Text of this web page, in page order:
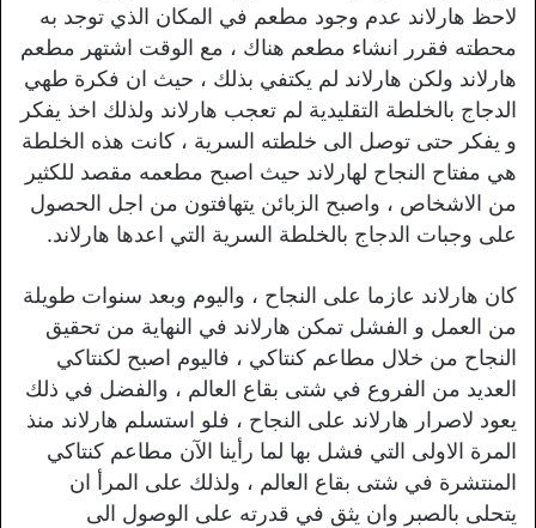
لاحظ هارلاند عدم وجود مطعم في المكان الذي توجد به
محطته فقرر انشاء مطعم هناك ، مع الوقت اشتهر مطعم
هارلاند ولكن هارلاند لم يكتفي بذلك ، حيث ان فكرة طهي
الدجاج بالخلطة التقليدية لم تعجب هارلاند ولذلك اخذ يفكر
و يفكر حتى توصل الى خلطته السرية ، كانت هذه الخلطة
هي مفتاح النجاح لهارلاند حيث اصبح مطعمه مقصد للكثير
من الاشخاص ، واصبح الزبائن يتهافتون من اجل الحصول
على وجبات الدجاج بالخلطة السرية التي اعدها هارلاند.
كان هارلاند عازما على النجاح ، واليوم وبعد سنوات طويلة
من العمل و الفشل تمكن هارلاند في النهاية من تحقيق
النجاح من خلال مطاعم كنتاكي ، فاليوم اصبح لكنتاكي
العديد من الفروع في شتى بقاع العالم ، والفضل في ذلك
يعود لاصرار هارلاند على النجاح ، فلو استسلم هارلاند منذ
المرة الاولى التي فشل بها لما رأينا الآن مطاعم كنتاكي
المنتشرة في شتى بقاع العالم ، ولذلك على المرأ ان
يتحلى بالصبر وان يثق في قدرته على الوصول الى